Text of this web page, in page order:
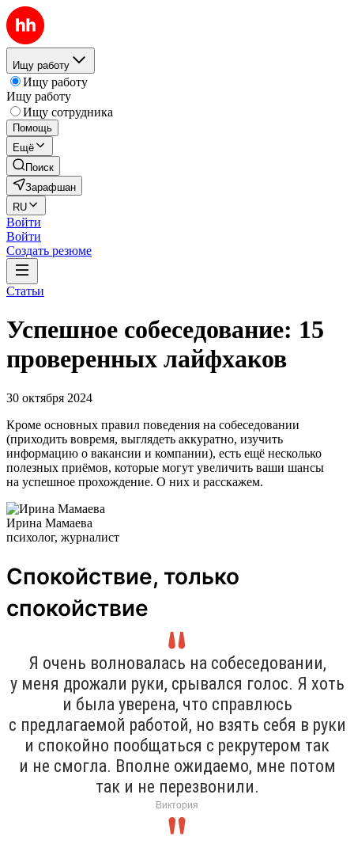
Ищу работу
Ищу работу
Ищу работу
Ищу сотрудника
Помощь
Ещё
Поиск
Зарафшан
RU
Войти
Войти
Создать резюме
Статьи
Успешное собеседование: 15
проверенных лайфхаков
30 октября 2024
Кроме основных правил поведения на собеседовании
(приходить вовремя, выглядеть аккуратно, изучить
информацию о вакансии и компании), есть ещё несколько
полезных приёмов, которые могут увеличить ваши шансы
на успешное прохождение. О них и расскажем.
Ирина Мамаева
психолог, журналист
Спокойствие, только
спокойствие
Я очень волновалась на собеседовании,
у меня дрожали руки, срывался голос. Я хоть
и была уверена, что справлюсь
с предлагаемой работой, но взять себя в руки
и спокойно пообщаться с рекрутером так
и не смогла. Вполне ожидаемо, мне потом
так и не перезвонили.
Виктория